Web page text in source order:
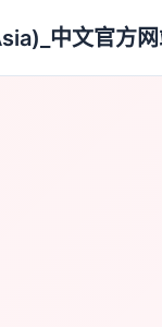
中文官方